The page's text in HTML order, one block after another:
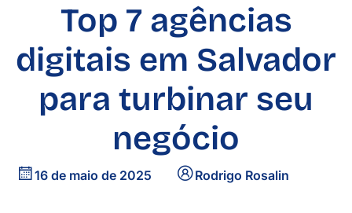
Top 7 agências
digitais em Salvador
para turbinar seu
negócio
16 de maio de 2025 Rodrigo Rosalin